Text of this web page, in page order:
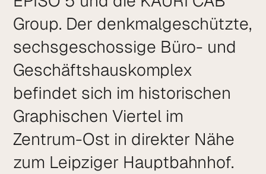
Group. Der denkmalgeschützte,
sechs­geschossige Büro- und
Geschäftshauskomplex
befindet sich im historischen
Graphischen Viertel im
Zentrum-Ost in direkter Nähe
zum Leipziger Hauptbahnhof.